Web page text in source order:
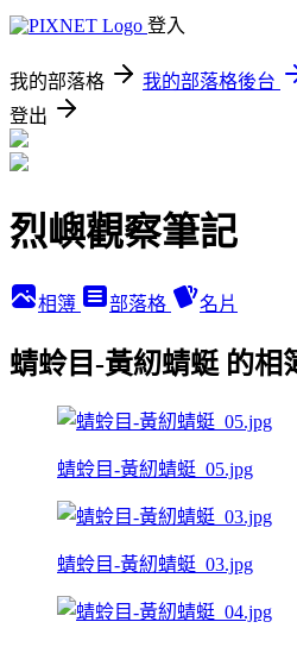
登入
我的部落格 我的部落格後台
登出
烈嶼觀察筆記
相簿 部落格 名片
蜻蛉目-黃紉蜻蜓 的相
蜻蛉目-黃紉蜻蜓_05.jpg
蜻蛉目-黃紉蜻蜓_03.jpg